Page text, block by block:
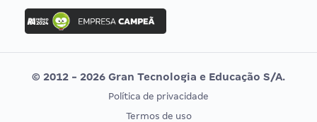
Concurso Ibama
Concurso MPU
Editais publicados
Vunesp
CONCURSOS POR PROFISSÃO
EXAME DE ORDEM
© 2012 - 2026 Gran Tecnologia e Educação S/A.
Política de privacidade
Termos de uso